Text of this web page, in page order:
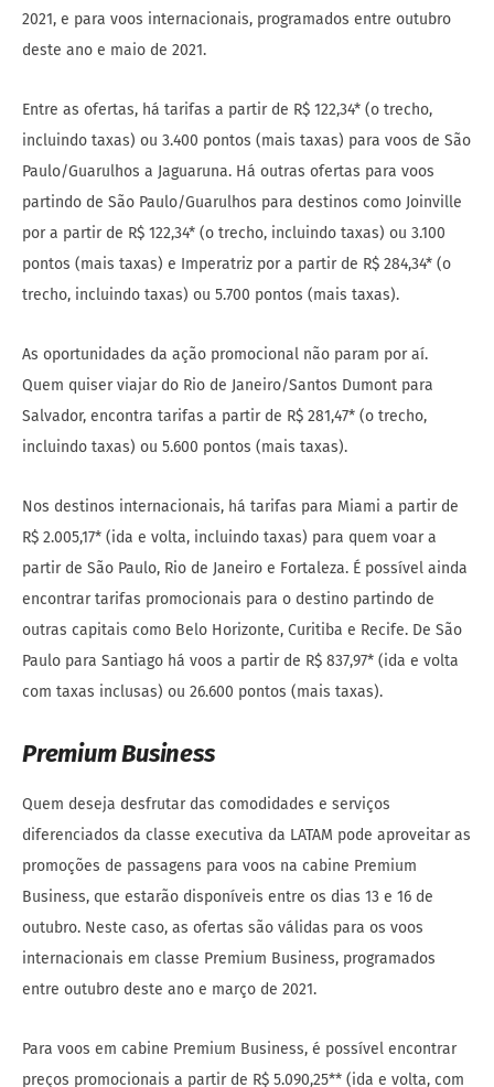
2021, e para voos internacionais, programados entre outubro
deste ano e maio de 2021.
Entre as ofertas, há tarifas a partir de R$ 122,34* (o trecho,
incluindo taxas) ou 3.400 pontos (mais taxas) para voos de São
Paulo/Guarulhos a Jaguaruna. Há outras ofertas para voos
partindo de São Paulo/Guarulhos para destinos como Joinville
por a partir de R$ 122,34* (o trecho, incluindo taxas) ou 3.100
pontos (mais taxas) e Imperatriz por a partir de R$ 284,34* (o
trecho, incluindo taxas) ou 5.700 pontos (mais taxas).
As oportunidades da ação promocional não param por aí.
Quem quiser viajar do Rio de Janeiro/Santos Dumont para
Salvador, encontra tarifas a partir de R$ 281,47* (o trecho,
incluindo taxas) ou 5.600 pontos (mais taxas).
Nos destinos internacionais, há tarifas para Miami a partir de
R$ 2.005,17* (ida e volta, incluindo taxas) para quem voar a
partir de São Paulo, Rio de Janeiro e Fortaleza. É possível ainda
encontrar tarifas promocionais para o destino partindo de
outras capitais como Belo Horizonte, Curitiba e Recife. De São
Paulo para Santiago há voos a partir de R$ 837,97* (ida e volta
com taxas inclusas) ou 26.600 pontos (mais taxas).
Premium Business
Quem deseja desfrutar das comodidades e serviços
diferenciados da classe executiva da LATAM pode aproveitar as
promoções de passagens para voos na cabine Premium
Business, que estarão disponíveis entre os dias 13 e 16 de
outubro. Neste caso, as ofertas são válidas para os voos
internacionais em classe Premium Business, programados
entre outubro deste ano e março de 2021.
Para voos em cabine Premium Business, é possível encontrar
preços promocionais a partir de R$ 5.090,25** (ida e volta, com